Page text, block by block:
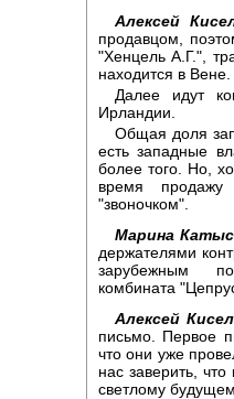
Алексей
продавцом,
"Хенцель А.Г.",
находится в Вене.
Далее идут
Ирландии.
Общая доля
есть западные
более того. Но,
время
"звоночком".
Марина
держателями
зарубежным
комбината
Алексей
письмо. Первое
что они уже
нас заверить,
светлому